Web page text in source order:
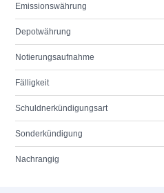
Emissionswährung
Depotwährung
Notierungsaufnahme
Fälligkeit
Schuldnerkündigungsart
Sonderkündigung
Nachrangig